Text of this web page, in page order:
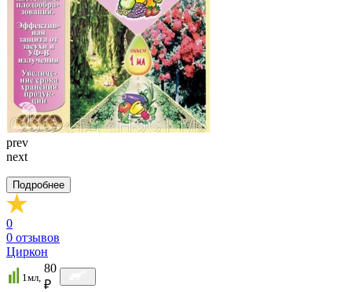
prev
next
Подробнее
0
0 отзывов
Циркон
1мл,
80
₽